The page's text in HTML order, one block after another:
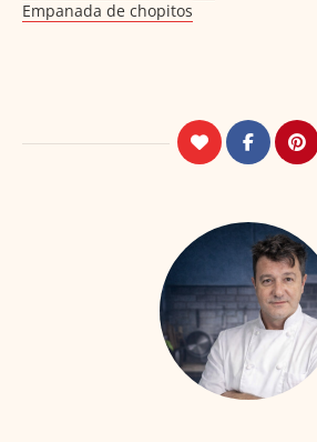
Empanada de chopitos